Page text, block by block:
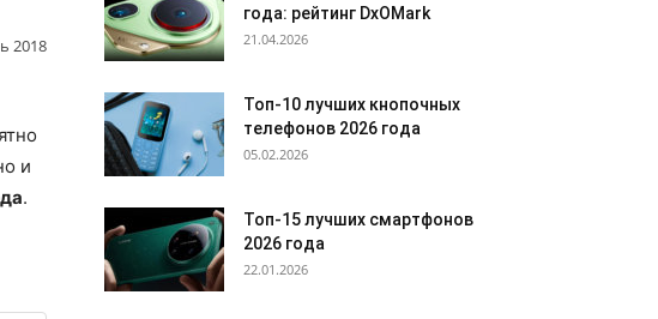
2018
и
.
года: рейтинг DxOMark
21.04.2026
Топ-10 лучших кнопочных
телефонов 2026 года
05.02.2026
Топ-15 лучших смартфонов
2026 года
22.01.2026